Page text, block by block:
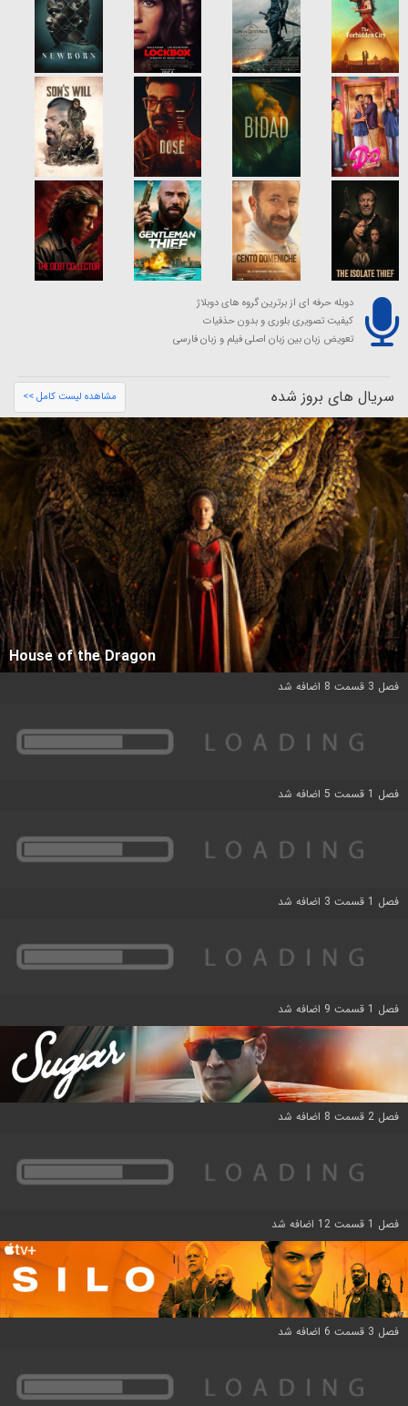
دوبله حرفه ای از برترین گروه های دوبلاژ
کیفیت تصویری بلوری و بدون حذفیات
تعویض زبان بین زبان اصلی فیلم و زبان فارسی
سریال های بروز شده مشاهده لیست کامل >>
House of the Dragon
فصل 3 قسمت 8 اضافه شد
فصل 1 قسمت 5 اضافه شد
فصل 1 قسمت 3 اضافه شد
فصل 1 قسمت 9 اضافه شد
فصل 2 قسمت 8 اضافه شد
فصل 1 قسمت 12 اضافه شد
فصل 3 قسمت 6 اضافه شد